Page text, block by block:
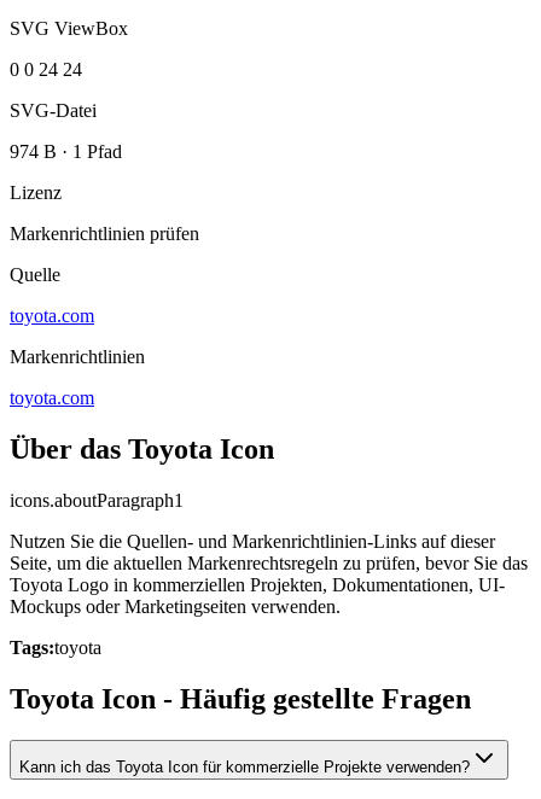
SVG ViewBox
0 0 24 24
SVG-Datei
974 B · 1 Pfad
Lizenz
Markenrichtlinien prüfen
Quelle
toyota.com
Markenrichtlinien
toyota.com
Über das Toyota Icon
icons.aboutParagraph1
Nutzen Sie die Quellen- und Markenrichtlinien-Links auf dieser
Seite, um die aktuellen Markenrechtsregeln zu prüfen, bevor Sie das
Toyota Logo in kommerziellen Projekten, Dokumentationen, UI-
Mockups oder Marketingseiten verwenden.
Tags:toyota
Toyota Icon - Häufig gestellte Fragen
Kann ich das Toyota Icon für kommerzielle Projekte verwenden?